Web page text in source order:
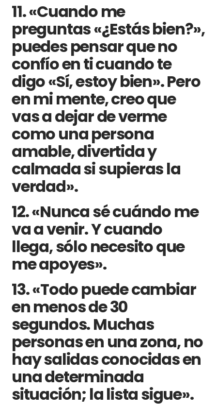
11. «Cuando me
preguntas «¿Estás bien?»,
puedes pensar que no
confío en ti cuando te
digo «Sí, estoy bien». Pero
en mi mente, creo que
vas a dejar de verme
como una persona
amable, divertida y
calmada si supieras la
verdad».
12. «Nunca sé cuándo me
va a venir. Y cuando
llega, sólo necesito que
me apoyes».
13. «Todo puede cambiar
en menos de 30
segundos. Muchas
personas en una zona, no
hay salidas conocidas en
una determinada
situación; la lista sigue».